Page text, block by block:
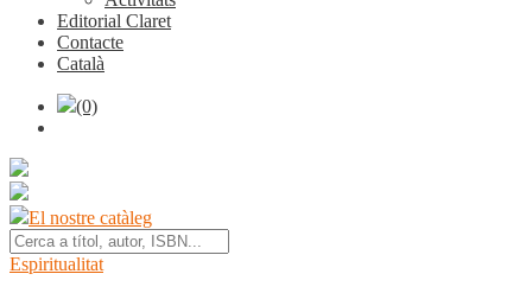
Editorial Claret
Contacte
Català
(0)
El nostre catàleg
Espiritualitat